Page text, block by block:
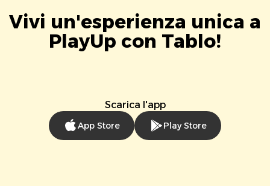
Vivi un'esperienza unica a
PlayUp con Tablo!
Scarica l'app
App Store Play Store